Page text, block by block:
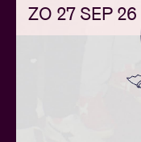
Love Substitutes
nog steeds een
show kon
van
pure improvisatie
up aan
ZO 27 SEP 26